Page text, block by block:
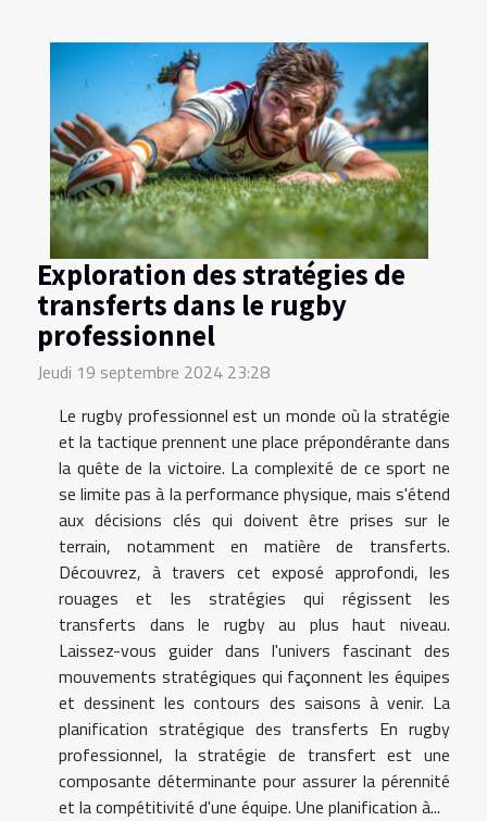
Exploration des stratégies de
transferts dans le rugby
professionnel
Jeudi 19 septembre 2024 23:28
Le rugby professionnel est un monde où la stratégie
et la tactique prennent une place prépondérante dans
la quête de la victoire. La complexité de ce sport ne
se limite pas à la performance physique, mais s'étend
aux décisions clés qui doivent être prises sur le
terrain, notamment en matière de transferts.
Découvrez, à travers cet exposé approfondi, les
rouages et les stratégies qui régissent les
transferts dans le rugby au plus haut niveau.
Laissez-vous guider dans l'univers fascinant des
mouvements stratégiques qui façonnent les équipes
et dessinent les contours des saisons à venir. La
planification stratégique des transferts En rugby
professionnel, la stratégie de transfert est une
composante déterminante pour assurer la pérennité
et la compétitivité d'une équipe. Une planification à...